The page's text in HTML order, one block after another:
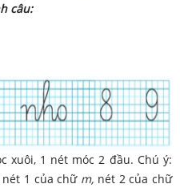
câu:
xuôi, 1 nét móc 2 đầu. Chú ý:
1 của chữ m, nét 2 của chữ